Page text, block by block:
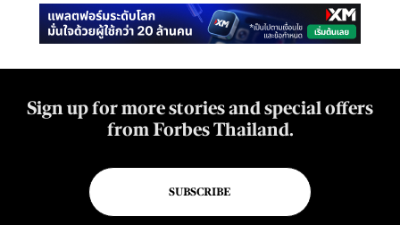
Sign up for more stories and special offers
from Forbes Thailand.
SUBSCRIBE